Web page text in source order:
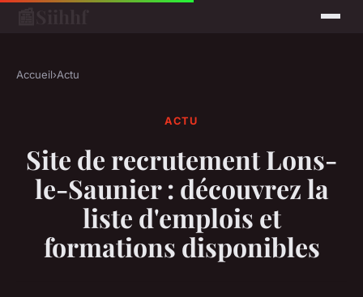
Accueil›Actu
ACTU
Site de recrutement Lons-
le-Saunier : découvrez la
liste d'emplois et
formations disponibles